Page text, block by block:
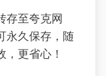
存至夸克网
永久保存，随
更省心！